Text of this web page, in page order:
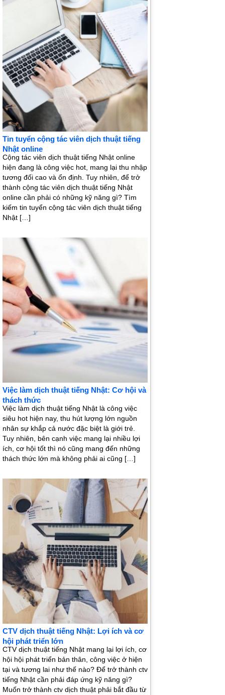
Tin tuyển cộng tác viên dịch thuật tiếng
Nhật online
Cộng tác viên dịch thuật tiếng Nhật online
hiện đang là công việc hot, mang lại thu nhập
tương đối cao và ổn định. Tuy nhiên, để trở
thành cộng tác viên dịch thuật tiếng Nhật
online cần phải có những kỹ năng gì? Tìm
kiếm tin tuyển cộng tác viên dịch thuật tiếng
Nhật […]
Việc làm dịch thuật tiếng Nhật: Cơ hội và
thách thức
Việc làm dịch thuật tiếng Nhật là công việc
siêu hot hiện nay, thu hút lượng lớn nguồn
nhân sự khắp cả nước đặc biệt là giới trẻ.
Tuy nhiên, bên cạnh việc mang lại nhiều lợi
ích, cơ hội tốt thì nó cũng mang đến những
thách thức lớn mà không phải ai cũng […]
CTV dịch thuật tiếng Nhật: Lợi ích và cơ
hội phát triển lớn
CTV dịch thuật tiếng Nhật mang lại lợi ích, cơ
hội hội phát triển bản thân, công việc ở hiện
tại và tương lai như thế nào? Để trở thành ctv
tiếng Nhật cần phải đáp ứng kỹ năng gì?
Muốn trở thành ctv dịch thuật phải bắt đầu từ